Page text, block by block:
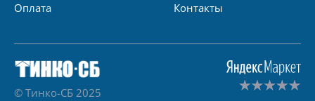
Оплата
Контакты
© Тинко-СБ 2025